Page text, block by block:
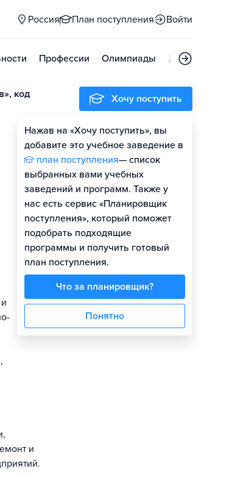
Россия План поступления Войти
Профессии Олимпиады Дни открытых
код
и
Хочу поступить
Нажав на «Хочу поступить», вы
добавите это учебное заведение в
план поступления— список
выбранных вами учебных
заведений и программ. Также у
нас есть сервис «Планировщик
поступления», который поможет
подобрать подходящие
программы и получить готовый
план поступления.
Что за планировщик?
Понятно